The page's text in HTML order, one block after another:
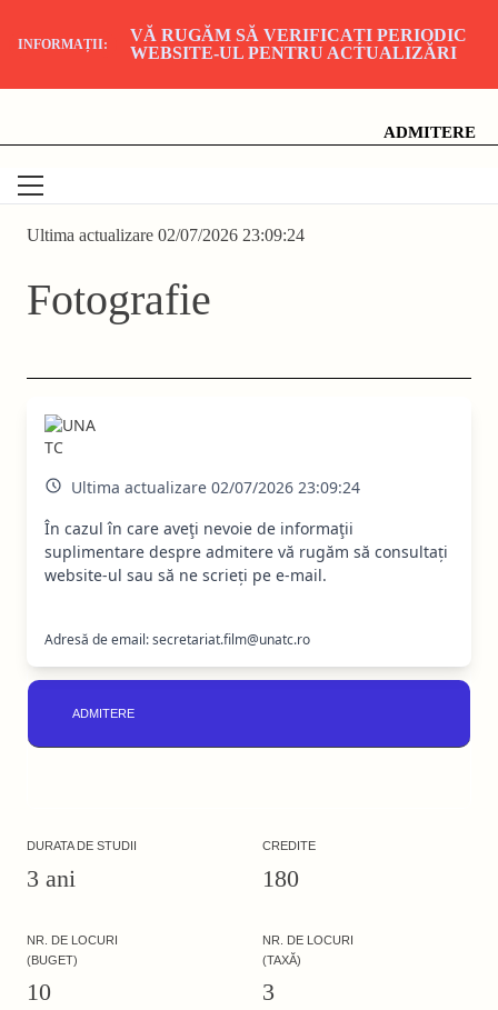
INFORMAȚII:
VĂ RUGĂM SĂ VERIFICAȚI PERIODIC
WEBSITE-UL PENTRU ACTUALIZĂRI
Universitatea Națională de Artă Teatrală și Cinematografică
ADMITERE
Ultima actualizare 02/07/2026 23:09:24
Fotografie
Ultima actualizare 02/07/2026 23:09:24
În cazul în care aveţi nevoie de informaţii
suplimentare despre admitere vă rugăm să consultați
website-ul sau să ne scrieți pe e-mail.
Adresă de email: secretariat.film@unatc.ro
ADMITERE
DURATA DE STUDII
3 ani
CREDITE
180
NR. DE LOCURI
(BUGET)
10
NR. DE LOCURI
(TAXĂ)
3